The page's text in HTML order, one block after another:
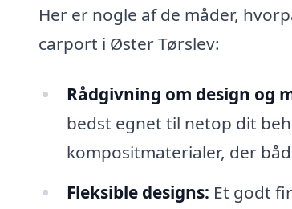
Her er nogle af de måder,
carport i Øster Tørslev:
Rådgivning om design og
bedst egnet til netop dit
kompositmaterialer, der
Fleksible designs: Et godt